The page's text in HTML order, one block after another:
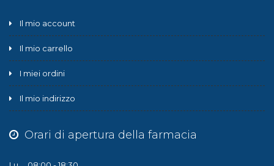
Il mio account
Il mio carrello
I miei ordini
Il mio indirizzo
Orari di apertura della farmacia